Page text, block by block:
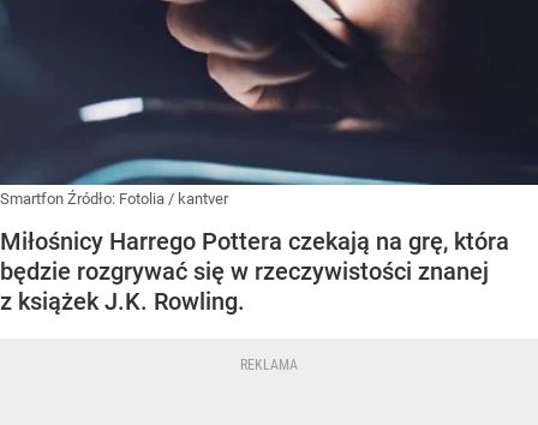
Smartfon Źródło: Fotolia / kantver
Miłośnicy Harrego Pottera czekają na grę, która
będzie rozgrywać się w rzeczywistości znanej
z książek J.K. Rowling.